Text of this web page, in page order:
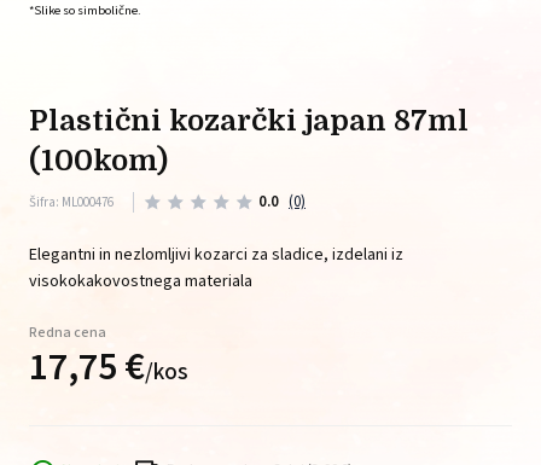
*Slike so simbolične.
plastični kozarčki japan 87ml
(100kom)
Šifra: ML000476 0.0 (0)
Elegantni in nezlomljivi kozarci za sladice, izdelani iz
visokokakovostnega materiala
Redna cena
17,75€/kos